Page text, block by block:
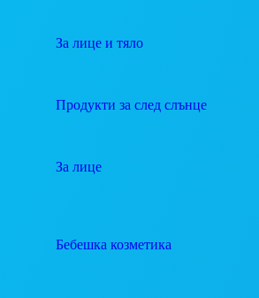
За лице и тяло
Продукти за след слънце
За лице
Бебешка козметика